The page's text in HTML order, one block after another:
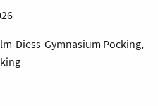
Diess-Gymnasium Pocking,